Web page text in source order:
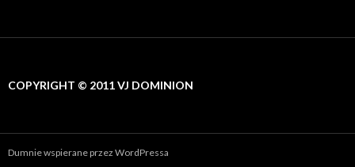
COPYRIGHT © 2011 VJ DOMINION
Dumnie wspierane przez WordPressa